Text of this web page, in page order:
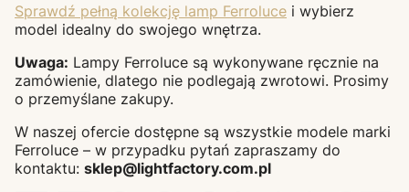
Sprawdź pełną kolekcję lamp Ferroluce i wybierz
model idealny do swojego wnętrza.
Uwaga: Lampy Ferroluce są wykonywane ręcznie na
zamówienie, dlatego nie podlegają zwrotowi. Prosimy
o przemyślane zakupy.
W naszej ofercie dostępne są wszystkie modele marki
Ferroluce – w przypadku pytań zapraszamy do
kontaktu: sklep@lightfactory.com.pl